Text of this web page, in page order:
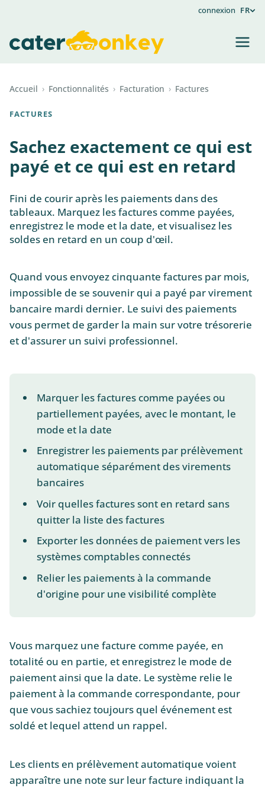
connexion FR
Accueil › Fonctionnalités › Facturation › Factures
FACTURES
Sachez exactement ce qui est
payé et ce qui est en retard
Fini de courir après les paiements dans des
tableaux. Marquez les factures comme payées,
enregistrez le mode et la date, et visualisez les
soldes en retard en un coup d'œil.
Quand vous envoyez cinquante factures par mois,
impossible de se souvenir qui a payé par virement
bancaire mardi dernier. Le suivi des paiements
vous permet de garder la main sur votre trésorerie
et d'assurer un suivi professionnel.
Marquer les factures comme payées ou
partiellement payées, avec le montant, le
mode et la date
Enregistrer les paiements par prélèvement
automatique séparément des virements
bancaires
Voir quelles factures sont en retard sans
quitter la liste des factures
Exporter les données de paiement vers les
systèmes comptables connectés
Relier les paiements à la commande
d'origine pour une visibilité complète
Vous marquez une facture comme payée, en
totalité ou en partie, et enregistrez le mode de
paiement ainsi que la date. Le système relie le
paiement à la commande correspondante, pour
que vous sachiez toujours quel événement est
soldé et lequel attend un rappel.
Les clients en prélèvement automatique voient
apparaître une note sur leur facture indiquant la